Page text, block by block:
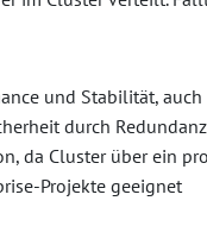
und Stabilität,
durch Redundanz
da Cluster über ein
Projekte geeignet